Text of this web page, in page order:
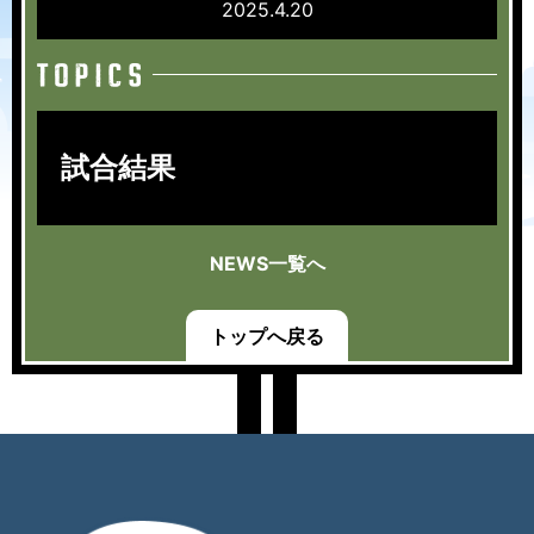
2025.4.20
試合結果
NEWS一覧へ
トップへ戻る